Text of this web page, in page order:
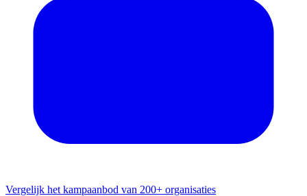
Vergelijk het kampaanbod van 200+ organisaties